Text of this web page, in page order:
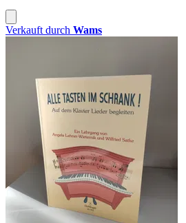
Verkauft durch Wams